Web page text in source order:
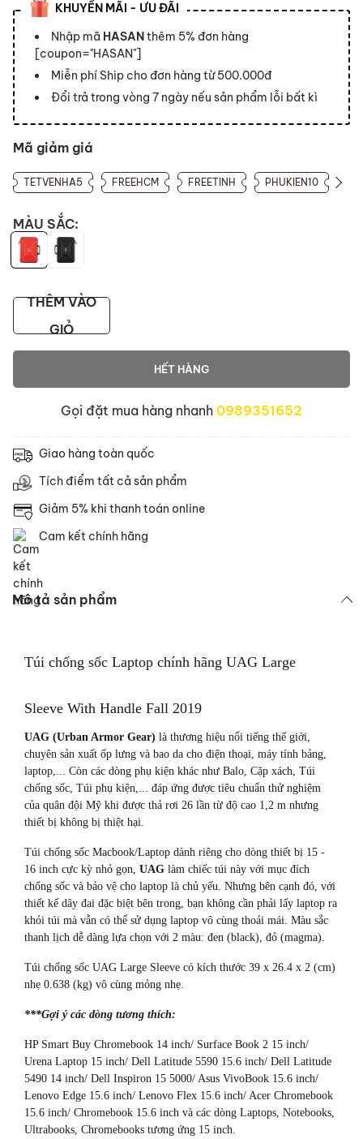
KHUYẾN MÃI - ƯU ĐÃI
Nhập mã HASANthêm 5% đơn hàng
[coupon="HASAN"]
Miễn phí Ship cho đơn hàng từ 500.000đ
Đổi trả trong vòng 7 ngày nếu sản phẩm lỗi bất kì
Mã giảm giá
TETVENHA5 FREEHCM FREETINH PHUKIEN10
MÀU SẮC:
THÊM VÀO
GIỎ
HẾT HÀNG
Gọi đặt mua hàng nhanh 0989351652
Giao hàng toàn quốc
Tích điểm tất cả sản phẩm
Giảm 5% khi thanh toán online
Cam kết chính hãng
Mô tả sản phẩm
Túi chống sốc Laptop chính hãng UAG Large
Sleeve With Handle Fall 2019
UAG (Urban Armor Gear) là thương hiệu nổi tiếng thế giới,
chuyên sản xuất ốp lưng và bao da cho điện thoại, máy tính bảng,
laptop,... Còn các dòng phụ kiện khác như Balo, Cặp xách, Túi
chống sốc, Túi phụ kiện,... đáp ứng được tiêu chuẩn thử nghiệm
của quân đội Mỹ khi được thả rơi 26 lần từ độ cao 1,2 m nhưng
thiết bị không bị thiệt hại.
Túi chống sốc Macbook/Laptop dành riêng cho dòng thiết bị 15 -
16 inch cực kỳ nhỏ gọn, UAG làm chiếc túi này với mục đích
chống sốc và bảo vệ cho laptop là chủ yếu. Nhưng bên cạnh đó, với
thiết kế dây đai đặc biệt bên trong, bạn không cần phải lấy laptop ra
khỏi túi mà vẫn có thể sử dụng laptop vô cùng thoải mái. Màu sắc
thanh lịch dễ dàng lựa chọn với 2 màu: đen (black), đỏ (magma).
Túi chống sốc UAG Large Sleeve có kích thước 39 x 26.4 x 2 (cm)
nhẹ 0.638 (kg) vô cùng mỏng nhẹ.
***Gợi ý các dòng tương thích:
HP Smart Buy Chromebook 14 inch/ Surface Book 2 15 inch/
Urena Laptop 15 inch/ Dell Latitude 5590 15.6 inch/ Dell Latitude
5490 14 inch/ Dell Inspiron 15 5000/ Asus VivoBook 15.6 inch/
Lenovo Edge 15.6 inch/ Lenovo Flex 15.6 inch/ Acer Chromebook
15.6 inch/ Chromebook 15.6 inch và các dòng Laptops, Notebooks,
Ultrabooks, Chromebooks tương ứng 15 inch.